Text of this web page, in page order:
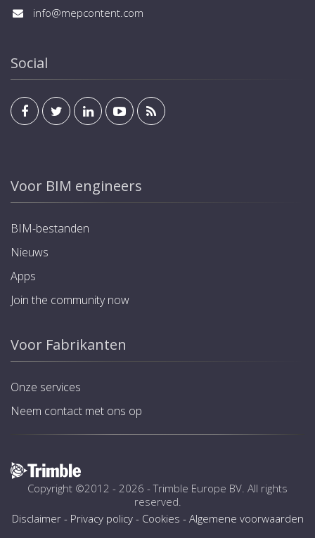
info@mepcontent.com
Social
Voor BIM engineers
BIM-bestanden
Nieuws
Apps
Join the community now
Voor Fabrikanten
Onze services
Neem contact met ons op
Copyright ©2012 - 2026 -Trimble Europe BV. All rights
reserved.
Disclaimer- Privacy policy- Cookies - Algemene voorwaarden